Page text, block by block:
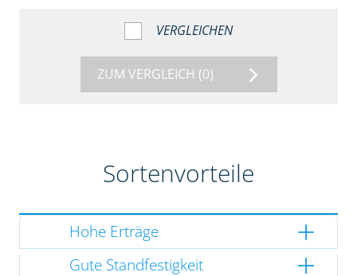
VERGLEICHEN
ZUM VERGLEICH (0)
Sortenvorteile
Hohe Erträge
Gute Standfestigkeit